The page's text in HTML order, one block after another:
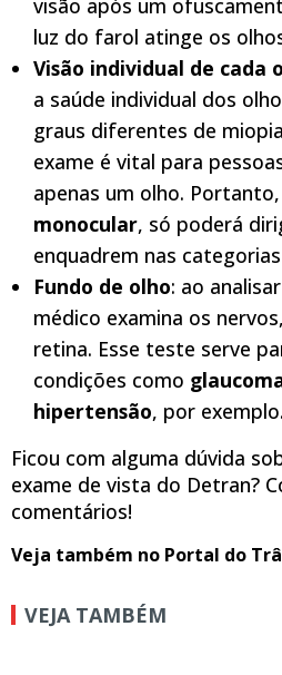
visão após um
luz do farol atinge os
Visão individual de cada
a saúde individual dos
graus diferentes de
exame é vital para
apenas um olho.
monocular, só poderá
enquadrem nas categorias
Fundo de olho: ao
médico examina os
retina. Esse teste serve
condições como
hipertensão, por exemplo.
Ficou com alguma dúvida
exame de vista do Detran?
comentários!
Veja também no Portal do
VEJA TAMBÉM